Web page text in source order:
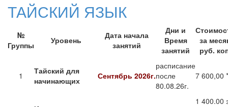
ТАЙСКИЙ ЯЗЫК
№
Группы
Уровень
Дата начала
занятий
Дни и
Время
занятий
за
руб.
1
Тайский для
начинающих
Сентябрь 2026г.
расписание
после
80.08.26г.
7 600,00 *
1 400.00